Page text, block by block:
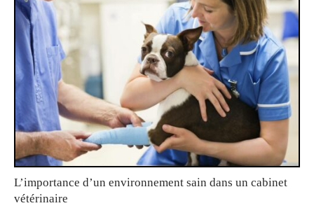
L’importance d’un environnement sain dans un cabinet
vétérinaire